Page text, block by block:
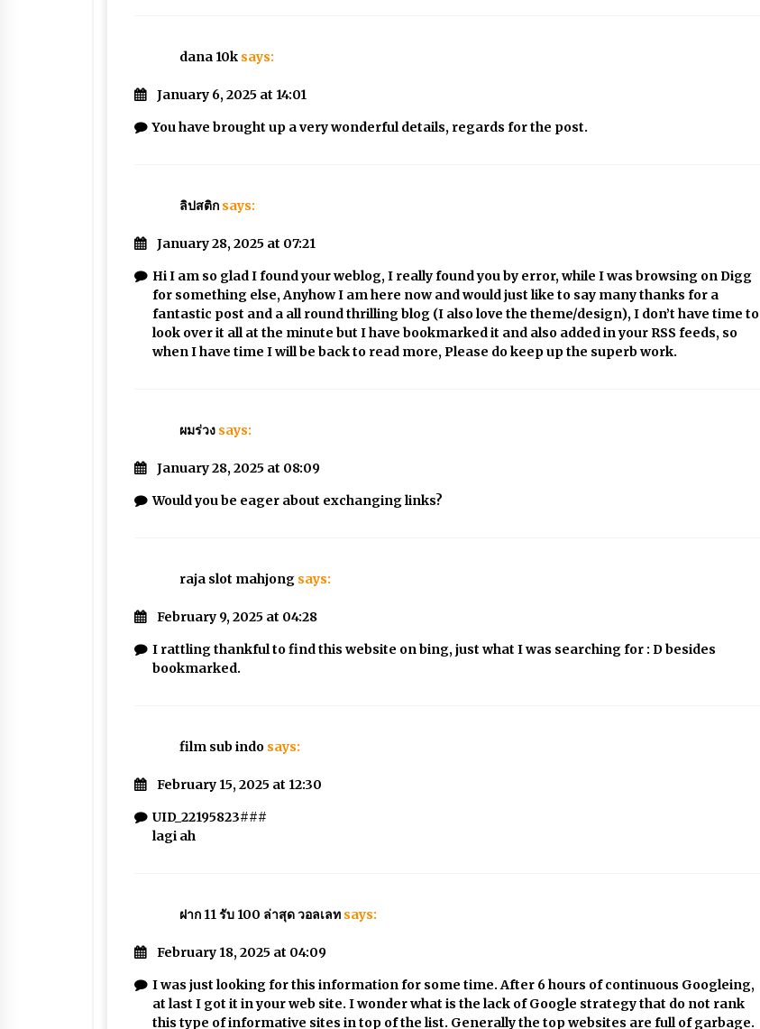
dana 10k says:
January 6, 2025 at 14:01
You have brought up a very wonderful details, regards for the post.
ลิปสติก says:
January 28, 2025 at 07:21
Hi I am so glad I found your weblog, I really found you by error, while I was browsing on Digg
for something else, Anyhow I am here now and would just like to say many thanks for a
fantastic post and a all round thrilling blog (I also love the theme/design), I don’t have time to
look over it all at the minute but I have bookmarked it and also added in your RSS feeds, so
when I have time I will be back to read more, Please do keep up the superb work.
ผมร่วง says:
January 28, 2025 at 08:09
Would you be eager about exchanging links?
raja slot mahjong says:
February 9, 2025 at 04:28
I rattling thankful to find this website on bing, just what I was searching for : D besides
bookmarked.
film sub indo says:
February 15, 2025 at 12:30
UID_22195823###
lagi ah
ฝาก 11 รับ 100 ล่าสุด วอลเลท says:
February 18, 2025 at 04:09
I was just looking for this information for some time. After 6 hours of continuous Googleing,
at last I got it in your web site. I wonder what is the lack of Google strategy that do not rank
this type of informative sites in top of the list. Generally the top websites are full of garbage.